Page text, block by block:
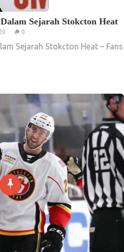
Sejarah Stokcton Heat
0
Sejarah Stokcton Heat – Fans